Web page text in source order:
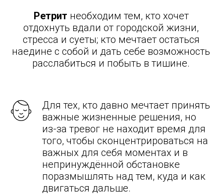
Ретрит необходим тем, кто хочет
отдохнуть вдали от городской жизни,
стресса и суеты; кто мечтает остаться
наедине с собой и дать себе возможность
расслабиться и побыть в тишине.
Для тех, кто давно мечтает принять
важные жизненные решения, но
из-за тревог не находит время для
того, чтобы сконцентрироваться на
важных для себя моментах и в
непринуждённой обстановке
поразмышлять над тем, куда и как
двигаться дальше.